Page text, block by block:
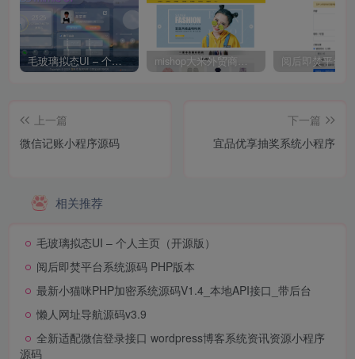
毛玻璃拟态UI – 个人主页（开源版） mishop大米外贸商城系统133种语言版本
上一篇
微信记账小程序源码
下一篇
宜品优享抽奖系统小程序
相关推荐
毛玻璃拟态UI – 个人主页（开源版）
阅后即焚平台系统源码 PHP版本
最新小猫咪PHP加密系统源码V1.4_本地API接口_带后台
懒人网址导航源码v3.9
全新适配微信登录接口 wordpress博客系统资讯资源小程序
源码